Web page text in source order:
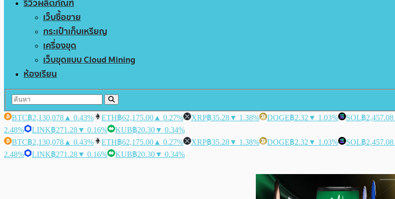
รีวิวผลิตภัณฑ์
เว็บซื้อขาย
กระเป๋าเก็บเหรียญ
เครื่องขุด
เว็บขุดแบบ Cloud Mining
ห้องเรียน
BTC฿2,130,078 ▲ 0.43% ETH฿62,175.00 ▲ 0.27% XRP฿35.28▼ 1.38% DOGE฿2.32 ▼ 1.03% SOL฿2,457.08
2.48%
LINK฿271.28▼ 0.16% KUB฿20.30▼ 0.34%
BTC฿2,130,078 ▲ 0.43% ETH฿62,175.00 ▲ 0.27% XRP฿35.28▼ 1.38% DOGE฿2.32 ▼ 1.03% SOL฿2,457.08
2.48%
LINK฿271.28▼ 0.16% KUB฿20.30▼ 0.34%